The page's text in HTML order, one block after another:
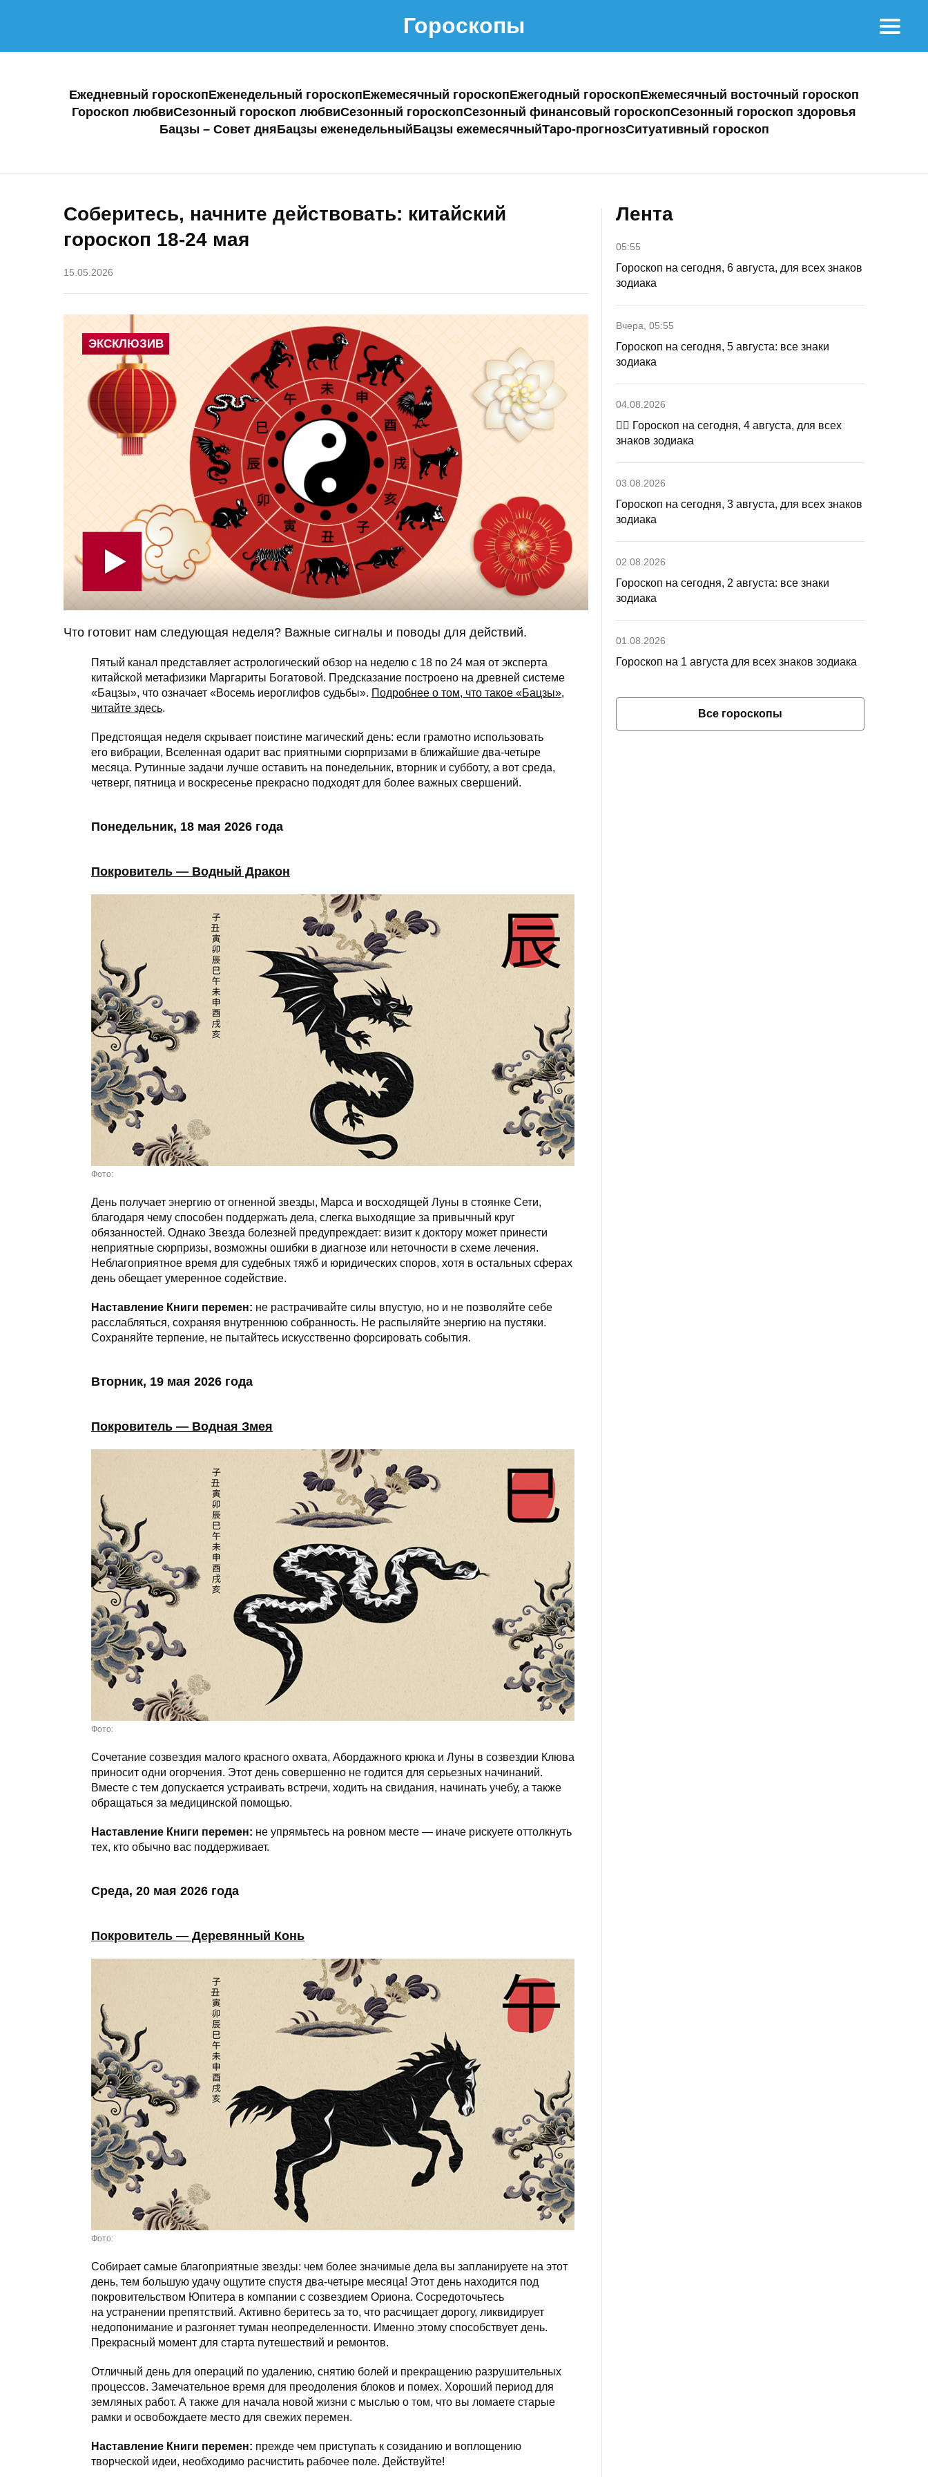
Гороскопы
Ежедневный гороскопЕженедельный гороскопЕжемесячный гороскопЕжегодный гороскопЕжемесячный восточный гороскоп
Гороскоп любвиСезонный гороскоп любвиСезонный гороскопСезонный финансовый гороскопСезонный гороскоп здоровья
Бацзы – Совет дняБацзы еженедельныйБацзы ежемесячныйТаро-прогнозСитуативный гороскоп
Соберитесь, начните действовать: китайский
гороскоп 18-24 мая
15.05.2026
Что готовит нам следующая неделя? Важные сигналы и поводы для действий.
Пятый канал представляет астрологический обзор на неделю с 18 по 24 мая от эксперта
китайской метафизики Маргариты Богатовой. Предсказание построено на древней системе
«Бацзы», что означает «Восемь иероглифов судьбы». Подробнее о том, что такое «Бацзы»,
читайте здесь.
Предстоящая неделя скрывает поистине магический день: если грамотно использовать
его вибрации, Вселенная одарит вас приятными сюрпризами в ближайшие два-четыре
месяца. Рутинные задачи лучше оставить на понедельник, вторник и субботу, а вот среда,
четверг, пятница и воскресенье прекрасно подходят для более важных свершений.
Понедельник, 18 мая 2026 года
Покровитель — Водный Дракон
Фото:
День получает энергию от огненной звезды, Марса и восходящей Луны в стоянке Сети,
благодаря чему способен поддержать дела, слегка выходящие за привычный круг
обязанностей. Однако Звезда болезней предупреждает: визит к доктору может принести
неприятные сюрпризы, возможны ошибки в диагнозе или неточности в схеме лечения.
Неблагоприятное время для судебных тяжб и юридических споров, хотя в остальных сферах
день обещает умеренное содействие.
Наставление Книги перемен: не растрачивайте силы впустую, но и не позволяйте себе
расслабляться, сохраняя внутреннюю собранность. Не распыляйте энергию на пустяки.
Сохраняйте терпение, не пытайтесь искусственно форсировать события.
Вторник, 19 мая 2026 года
Покровитель — Водная Змея
Фото:
Сочетание созвездия малого красного охвата, Абордажного крюка и Луны в созвездии Клюва
приносит одни огорчения. Этот день совершенно не годится для серьезных начинаний.
Вместе с тем допускается устраивать встречи, ходить на свидания, начинать учебу, а также
обращаться за медицинской помощью.
Наставление Книги перемен: не упрямьтесь на ровном месте — иначе рискуете оттолкнуть
тех, кто обычно вас поддерживает.
Среда, 20 мая 2026 года
Покровитель — Деревянный Конь
Фото:
Собирает самые благоприятные звезды: чем более значимые дела вы запланируете на этот
день, тем большую удачу ощутите спустя два-четыре месяца! Этот день находится под
покровительством Юпитера в компании с созвездием Ориона. Сосредоточьтесь
на устранении препятствий. Активно беритесь за то, что расчищает дорогу, ликвидирует
недопонимание и разгоняет туман неопределенности. Именно этому способствует день.
Прекрасный момент для старта путешествий и ремонтов.
Отличный день для операций по удалению, снятию болей и прекращению разрушительных
процессов. Замечательное время для преодоления блоков и помех. Хороший период для
земляных работ. А также для начала новой жизни с мыслью о том, что вы ломаете старые
рамки и освобождаете место для свежих перемен.
Наставление Книги перемен: прежде чем приступать к созиданию и воплощению
творческой идеи, необходимо расчистить рабочее поле. Действуйте!
Лента
05:55
Гороскоп на сегодня, 6 августа, для всех знаков
зодиака
Вчера, 05:55
Гороскоп на сегодня, 5 августа: все знаки
зодиака
04.08.2026
🧙‍♀ Гороскоп на сегодня, 4 августа, для всех
знаков зодиака
03.08.2026
Гороскоп на сегодня, 3 августа, для всех знаков
зодиака
02.08.2026
Гороскоп на сегодня, 2 августа: все знаки
зодиака
01.08.2026
Гороскоп на 1 августа для всех знаков зодиака
Все гороскопы